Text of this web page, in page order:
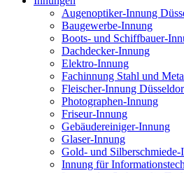
Augenoptiker-Innung
Baugewerbe-Innung
Boots- und Schiffbauer-
Dachdecker-Innung
Elektro-Innung
Fachinnung Stahl und
Fleischer-Innung
Photographen-Innung
Friseur-Innung
Gebäudereiniger-Innung
Glaser-Innung
Gold- und Silberschmiede-
Innung für